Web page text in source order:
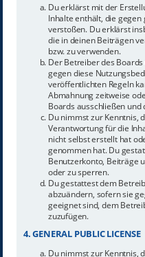
Du erklärst mit der
Inhalte enthält, die
verstoßen. Du erklärst
die in deinen Beiträgen
bzw. zu verwenden.
Der Betreiber des
gegen diese
veröffentlichten Regeln
Abmahnung zeitweise
Boards ausschließen
Du nimmst zur Kenntnis,
Verantwortung für die
nicht selbst erstellt hat
genommen hat. Du
Benutzerkonto, Beiträge
oder zu sperren.
Du gestattest dem
abzuändern, sofern sie
geeignet sind, dem
zuzufügen.
4. GENERAL PUBLIC LICENSE
Du nimmst zur Kenntnis,